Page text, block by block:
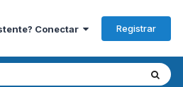
Conectar Registrar